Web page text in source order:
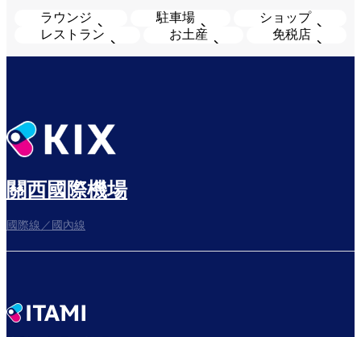
ラウンジ 駐車場
ショップ
レストラン
お土産 免税店
關西國際機場
國際線／國內線